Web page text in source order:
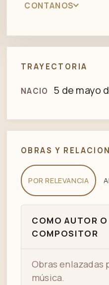
CONTANOS
TRAYECTORIA
NACIO 5 de mayo
OBRAS Y
POR RELEVANCIA
COMO AUTOR O
COMPOSITOR
Obras enlazadas
música.